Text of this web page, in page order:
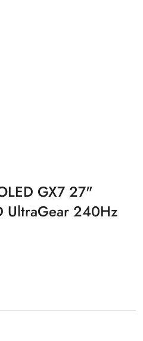
GX7 27"
UltraGear 240Hz